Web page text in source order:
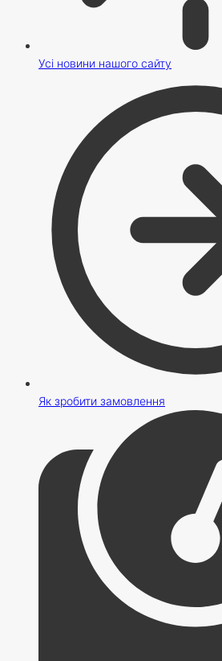
Усі новини нашого сайту
Як зробити замовлення